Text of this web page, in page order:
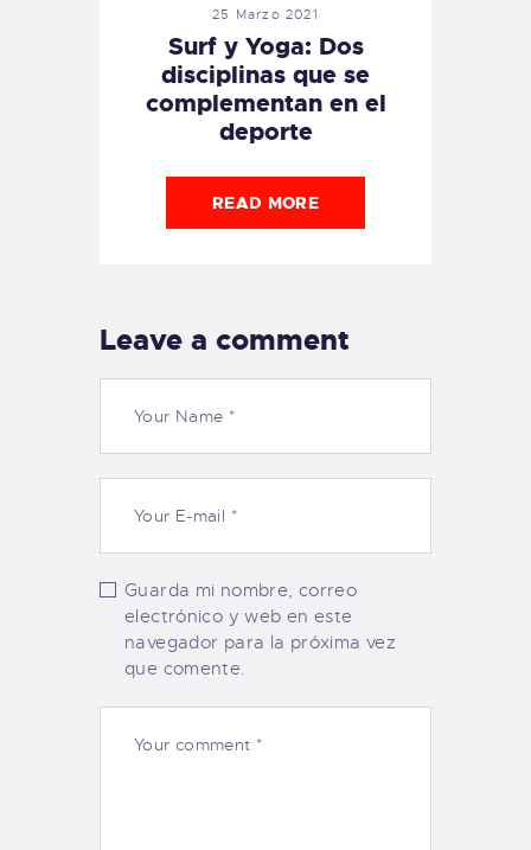
25 Marzo 2021
Surf y Yoga: Dos
disciplinas que se
complementan en el
deporte
READ MORE
Leave a comment
Guarda mi nombre, correo
electrónico y web en este
navegador para la próxima vez
que comente.